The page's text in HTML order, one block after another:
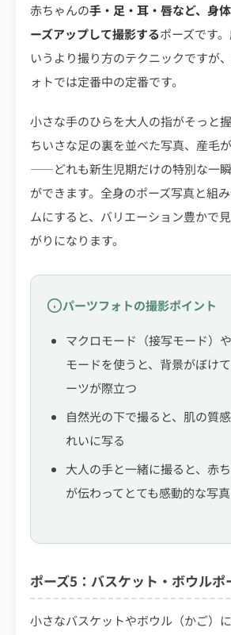
赤ちゃんの手・足・耳・唇など、身
ーズアップして撮影するポーズです
いうより撮り方のテクニックですが
ォトでは定番中の定番です。
小さな手のひらを大人の指がそっと握
ちいさな足の裏を並べた写真、産毛
――どれも新生児期だけの特別な一
ができます。全身のポーズ写真と組
ムにすると、バリエーション豊かで
がりになります。
パーツフォトの撮影ポイント
マクロモード（接写モード）
モードを使うと、背景がぼけ
ーツが際立つ
自然光の下で撮ると、肌の質
れいに写る
大人の手と一緒に撮ると、赤
が伝わってとても感動的な写
ポーズ5：バスケット・ボウルポ
小さなバスケットやボウル（かご）